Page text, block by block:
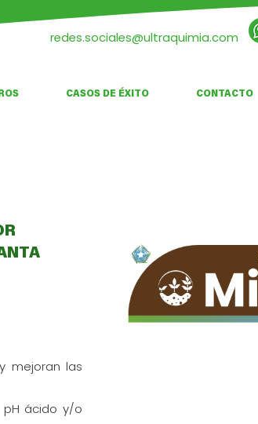
redes.sociales@ultraquimia.com
CASOS DE ÉXITO CONTACTO
mejoran las
ácido y/o